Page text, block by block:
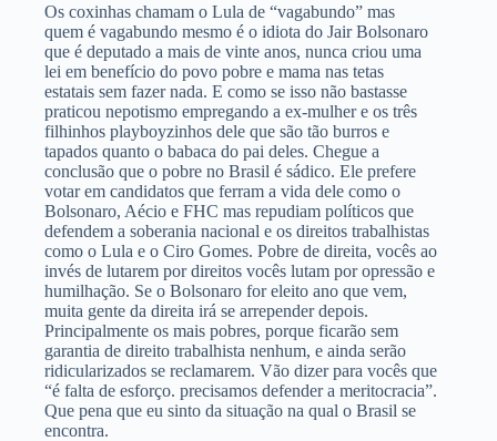
Os coxinhas chamam o Lula de “vagabundo” mas
quem é vagabundo mesmo é o idiota do Jair Bolsonaro
que é deputado a mais de vinte anos, nunca criou uma
lei em benefício do povo pobre e mama nas tetas
estatais sem fazer nada. E como se isso não bastasse
praticou nepotismo empregando a ex-mulher e os três
filhinhos playboyzinhos dele que são tão burros e
tapados quanto o babaca do pai deles. Chegue a
conclusão que o pobre no Brasil é sádico. Ele prefere
votar em candidatos que ferram a vida dele como o
Bolsonaro, Aécio e FHC mas repudiam políticos que
defendem a soberania nacional e os direitos trabalhistas
como o Lula e o Ciro Gomes. Pobre de direita, vocês ao
invés de lutarem por direitos vocês lutam por opressão e
humilhação. Se o Bolsonaro for eleito ano que vem,
muita gente da direita irá se arrepender depois.
Principalmente os mais pobres, porque ficarão sem
garantia de direito trabalhista nenhum, e ainda serão
ridicularizados se reclamarem. Vão dizer para vocês que
“é falta de esforço. precisamos defender a meritocracia”.
Que pena que eu sinto da situação na qual o Brasil se
encontra.